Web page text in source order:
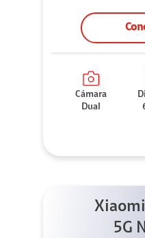
Cámara
Dual
Xiaomi
5G